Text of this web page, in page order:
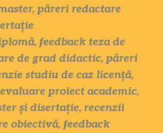
păreri redactare
feedback teza de
de grad didactic, păreri
studiu de caz licență,
proiect academic,
și disertație, recenzii
obiectivă, feedback